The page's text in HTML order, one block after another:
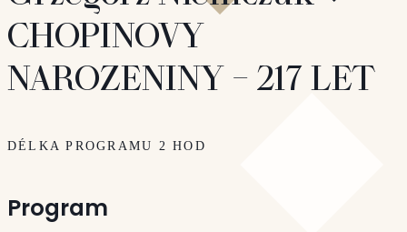
CHOPINOVY
NAROZENINY – 217 LET
DÉLKA PROGRAMU 2 HOD
Program